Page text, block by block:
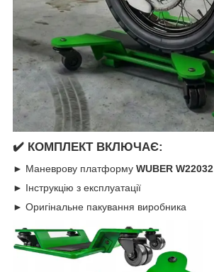
✔️ КОМПЛЕКТ ВКЛЮЧАЄ:
► Маневрову платформу WUBER W22032
► Інструкцію з експлуатації
► Оригінальне пакування виробника